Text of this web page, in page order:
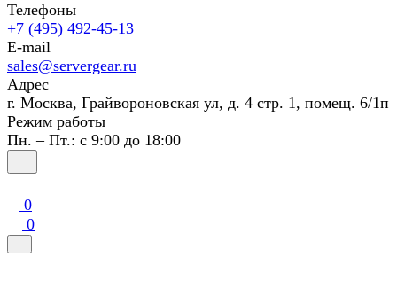
Телефоны
+7 (495) 492-45-13
E-mail
sales@servergear.ru
Адрес
г. Москва, Грайвороновская ул, д. 4 стр. 1, помещ. 6/1п
Режим работы
Пн. – Пт.: с 9:00 до 18:00
0
0